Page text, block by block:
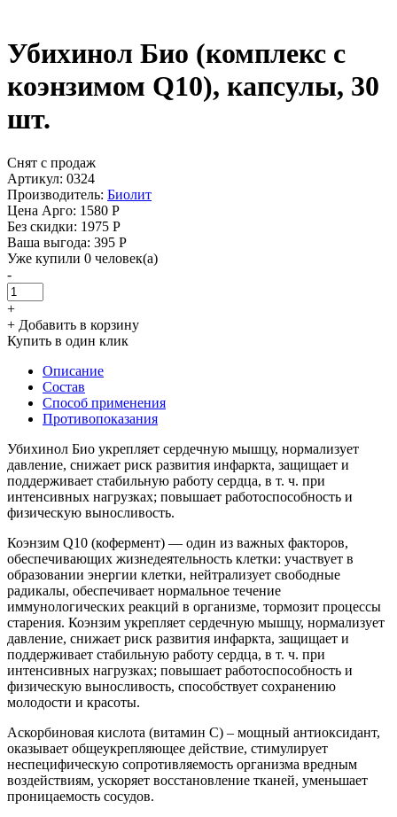
Убихинол Био (комплекс с
коэнзимом Q10), капсулы, 30
шт.
Снят с продаж
Артикул: 0324
Производитель: Биолит
Цена Арго: 1580 Р
Без скидки: 1975 Р
Ваша выгода: 395 Р
Уже купили 0 человек(а)
-
+
+ Добавить в корзину
Купить в один клик
Описание
Состав
Способ применения
Противопоказания
Убихинол Био укрепляет сердечную мышцу, нормализует
давление, снижает риск развития инфаркта, защищает и
поддерживает стабильную работу сердца, в т. ч. при
интенсивных нагрузках; повышает работоспособность и
физическую выносливость.
Коэнзим Q10 (кофермент) — один из важных факторов,
обеспечивающих жизнедеятельность клетки: участвует в
образовании энергии клетки, нейтрализует свободные
радикалы, обеспечивает нормальное течение
иммунологических реакций в организме, тормозит процессы
старения. Коэнзим укрепляет сердечную мышцу, нормализует
давление, снижает риск развития инфаркта, защищает и
поддерживает стабильную работу сердца, в т. ч. при
интенсивных нагрузках; повышает работоспособность и
физическую выносливость, способствует сохранению
молодости и красоты.
Аскорбиновая кислота (витамин С) – мощный антиоксидант,
оказывает общеукрепляющее действие, стимулирует
неспецифическую сопротивляемость организма вредным
воздействиям, ускоряет восстановление тканей, уменьшает
проницаемость сосудов.